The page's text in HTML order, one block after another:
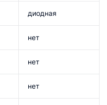
диодная
нет
нет
нет